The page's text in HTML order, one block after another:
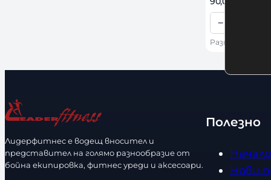
И
б
а
−
К
о
е
Размер: 10 OZ
Лидерфитнес е водещ вносител и
представител на голямо разнообразие от
бойна екипировка, фитнес уреди и аксесоари.
Полезно
Начало
Нови